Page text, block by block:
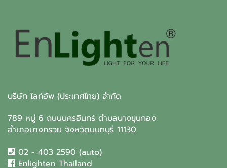
บริษัท ไลท์อัพ (ประเทศไทย) จำกัด
789 หมู่ 6 ถนนนครอินทร์ ตำบลบางขุนกอง
อำเภอบางกรวย จังหวัดนนทบุรี 11130
02 - 403 2590 (auto)
Enlighten Thailand